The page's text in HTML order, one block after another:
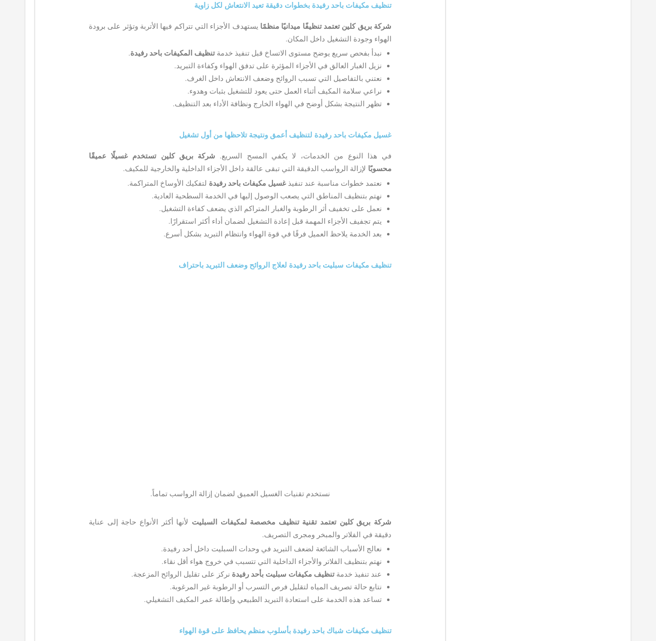
تنظيف مكيفات باحد رفيدة بخطوات دقيقة تعيد الانتعاش لكل زاوية
شركة بريق كلين تعتمد تنظيفًا ميدانيًا منظمًا يستهدف الأجزاء التي تتراكم فيها الأتربة وتؤثر على برودة
الهواء وجودة التشغيل داخل المكان.
نبدأ بفحص سريع يوضح مستوى الاتساخ قبل تنفيذ خدمةتنظيف المكيفات باحد رفيدة.
نزيل الغبار العالق في الأجزاء المؤثرة على تدفق الهواء وكفاءة التبريد.
نعتني بالتفاصيل التي تسبب الروائح وضعف الانتعاش داخل الغرف.
نراعي سلامة المكيف أثناء العمل حتى يعود للتشغيل بثبات وهدوء.
تظهر النتيجة بشكل أوضح في الهواء الخارج ونظافة الأداء بعد التنظيف.
غسيل مكيفات باحد رفيدة لتنظيف أعمق ونتيجة تلاحظها من أول تشغيل
في هذا النوع من الخدمات، لا يكفي المسح السريع. شركة بريق كلين تستخدم غسيلًا عميقًا
محسوبًا لإزالة الرواسب الدقيقة التي تبقى عالقة داخل الأجزاء الداخلية والخارجية للمكيف.
نعتمد خطوات مناسبة عند تنفيذغسيل مكيفات باحد رفيدة لتفكيك الأوساخ المتراكمة.
نهتم بتنظيف المناطق التي يصعب الوصول إليها في الخدمة السطحية العادية.
نعمل على تخفيف أثر الرطوبة والغبار المتراكم الذي يضعف كفاءة التشغيل.
يتم تجفيف الأجزاء المهمة قبل إعادة التشغيل لضمان أداء أكثر استقرارًا.
بعد الخدمة يلاحظ العميل فرقًا في قوة الهواء وانتظام التبريد بشكل أسرع.
تنظيف مكيفات سبليت باحد رفيدة لعلاج الروائح وضعف التبريد باحتراف
نستخدم تقنيات الغسيل العميق لضمان إزالة الرواسب تماماً.
شركة بريق كلين تعتمد تقنية تنظيف مخصصة لمكيفات السبليت لأنها أكثر الأنواع حاجة إلى عناية
دقيقة في الفلاتر والمبخر ومجرى التصريف.
نعالج الأسباب الشائعة لضعف التبريد في وحدات السبليت داخل أحد رفيدة.
نهتم بتنظيف الفلاتر والأجزاء الداخلية التي تتسبب في خروج هواء أقل نقاء.
عند تنفيذ خدمةتنظيف مكيفات سبليت بأحد رفيدة نركز على تقليل الروائح المزعجة.
نتابع حالة تصريف المياه لتقليل فرص التسرب أو الرطوبة غير المرغوبة.
تساعد هذه الخدمة على استعادة التبريد الطبيعي وإطالة عمر المكيف التشغيلي.
تنظيف مكيفات شباك باحد رفيدة بأسلوب منظم يحافظ على قوة الهواء